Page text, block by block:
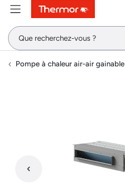
ContenuMenuRecherche
Pompe à chaleur air-air gainable